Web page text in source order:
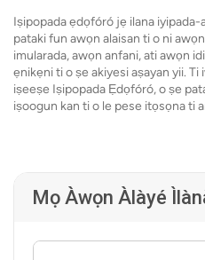
Iṣipopada ẹdọfóró jẹ ilana
pataki fun awọn alaisan ti o ni
imularada, awọn anfani, ati awọn
ẹnikẹni ti o ṣe akiyesi aṣayan yii.
iṣeeṣe Iṣipopada Ẹdọfóró, o ṣe
iṣoogun kan ti o le pese itọsọna ti
Mọ Àwọn Àlàyé